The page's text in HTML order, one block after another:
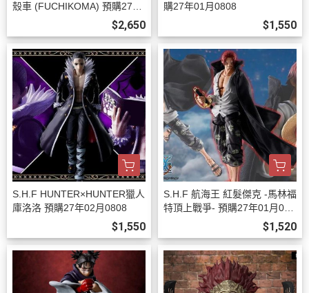
殼車 (FUCHIKOMA) 預購27年
$2,650
購27年01月0808
$1,550
S.H.F HUNTER×HUNTER獵人
庫洛洛 預購27年02月0808
$1,550
S.H.F 航海王 紅髮傑克 -馬林福
特頂上戰爭- 預購27年01月080
$1,520